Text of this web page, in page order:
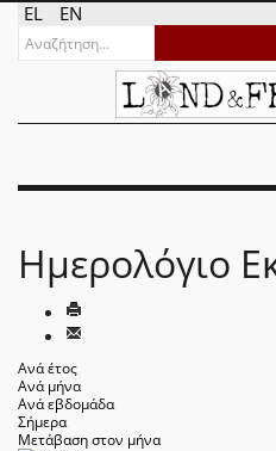
EL EN
Ημερολόγιο
Ανά έτος
Ανά μήνα
Ανά εβδομάδα
Σήμερα
Μετάβαση στον μήνα